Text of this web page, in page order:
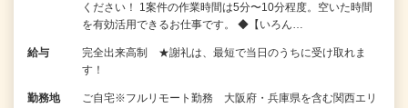
ください！ 1案件の作業時間は5分〜10分程度。空いた時間
を有効活用できるお仕事です。 ◆【いろん…
給与
完全出来高制 ★謝礼は、最短で当日のうちに受け取れま
す！
勤務地
ご自宅※フルリモート勤務 大阪府・兵庫県を含む関西エリ